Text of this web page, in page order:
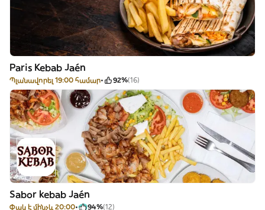
Paris Kebab Jaén
Պլանավորել 19:00 համար 92%(16)
Sabor kebab Jaén
Փակ է մինչև 20:00 94%(12)